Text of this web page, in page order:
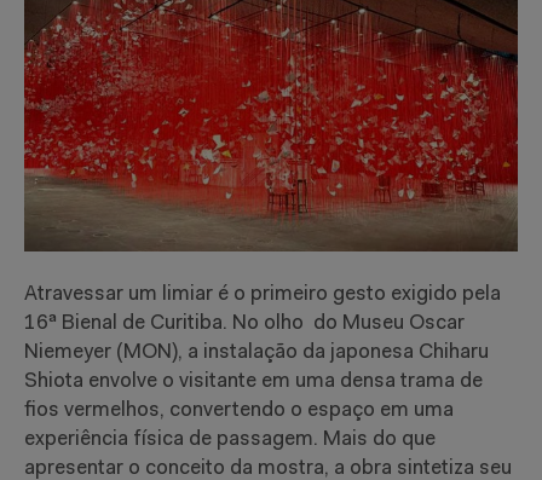
Atravessar um limiar é o primeiro gesto exigido pela
16ª Bienal de Curitiba. No olho do Museu Oscar
Niemeyer (MON), a instalação da japonesa Chiharu
Shiota envolve o visitante em uma densa trama de
fios vermelhos, convertendo o espaço em uma
experiência física de passagem. Mais do que
apresentar o conceito da mostra, a obra sintetiza seu